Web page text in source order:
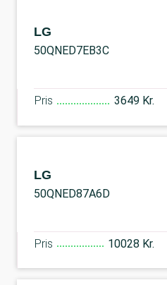
LG
50QNED7EB3C
Pris 3649 Kr.
LG
50QNED87A6D
Pris 10028 Kr.